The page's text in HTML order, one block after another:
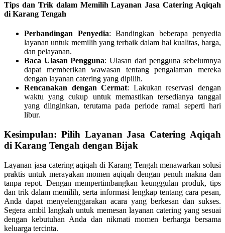
Tips dan Trik dalam Memilih Layanan Jasa Catering Aqiqah
di Karang Tengah
Perbandingan Penyedia: Bandingkan beberapa penyedia
layanan untuk memilih yang terbaik dalam hal kualitas, harga,
dan pelayanan.
Baca Ulasan Pengguna: Ulasan dari pengguna sebelumnya
dapat memberikan wawasan tentang pengalaman mereka
dengan layanan catering yang dipilih.
Rencanakan dengan Cermat: Lakukan reservasi dengan
waktu yang cukup untuk memastikan tersedianya tanggal
yang diinginkan, terutama pada periode ramai seperti hari
libur.
Kesimpulan: Pilih Layanan Jasa Catering Aqiqah
di Karang Tengah dengan Bijak
Layanan jasa catering aqiqah di Karang Tengah menawarkan solusi
praktis untuk merayakan momen aqiqah dengan penuh makna dan
tanpa repot. Dengan mempertimbangkan keunggulan produk, tips
dan trik dalam memilih, serta informasi lengkap tentang cara pesan,
Anda dapat menyelenggarakan acara yang berkesan dan sukses.
Segera ambil langkah untuk memesan layanan catering yang sesuai
dengan kebutuhan Anda dan nikmati momen berharga bersama
keluarga tercinta.